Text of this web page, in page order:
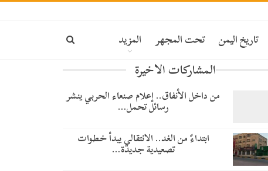
تاريخ اليمن تحت المجهر المزيد
المشاركات الاخيرة
من داخل الأنفاق.. إعلام صنعاء الحربي ينشر
رسائل تحمل…
​ابتداءً من الغد.. الانتقالي يبدأ خطوات
تصعيدية جديدة…